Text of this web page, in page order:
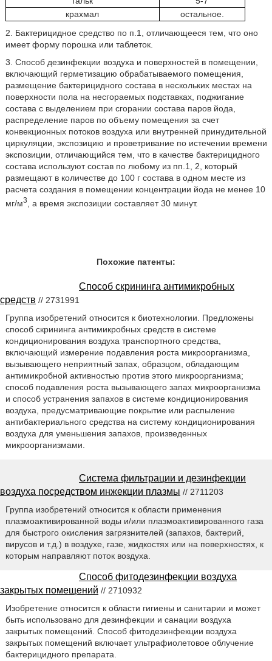
крахмал
остальное.
2. Бактерицидное средство по п.1, отличающееся тем, что оно
имеет форму порошка или таблеток.
3. Способ дезинфекции воздуха и поверхностей в помещении,
включающий герметизацию обрабатываемого помещения,
размещение бактерицидного состава в нескольких местах на
поверхности пола на несгораемых подставках, поджигание
состава с выделением при сгорании состава паров йода,
распределение паров по объему помещения за счет
конвекционных потоков воздуха или внутренней принудительной
циркуляции, экспозицию и проветривание по истечении времени
экспозиции, отличающийся тем, что в качестве бактерицидного
состава используют состав по любому из пп.1, 2, который
размещают в количестве до 100 г состава в одном месте из
расчета создания в помещении концентрации йода не менее 10
мг/м3 , а время экспозиции составляет 30 минут.
Похожие патенты:
Способ скрининга антимикробных
средств // 2731991
Группа изобретений относится к биотехнологии. Предложены
способ скрининга антимикробных средств в системе
кондиционирования воздуха транспортного средства,
включающий измерение подавления роста микроорганизма,
вызывающего неприятный запах, образцом, обладающим
антимикробной активностью против этого микроорганизма;
способ подавления роста вызывающего запах микроорганизма
и способ устранения запахов в системе кондиционирования
воздуха, предусматривающие покрытие или распыление
антибактериального средства на систему кондиционирования
воздуха для уменьшения запахов, произведенных
микроорганизмами.
Система фильтрации и дезинфекции
воздуха посредством инжекции плазмы // 2711203
Группа изобретений относится к области применения
плазмоактивированной воды и/или плазмоактивированного газа
для быстрого окисления загрязнителей (запахов, бактерий,
вирусов и т.д.) в воздухе, газе, жидкостях или на поверхностях, к
которым направляют поток воздуха.
Способ фитодезинфекции воздуха
закрытых помещений // 2710932
Изобретение относится к области гигиены и санитарии и может
быть использовано для дезинфекции и санации воздуха
закрытых помещений. Способ фитодезинфекции воздуха
закрытых помещений включает ультрафиолетовое облучение
бактерицидного препарата.